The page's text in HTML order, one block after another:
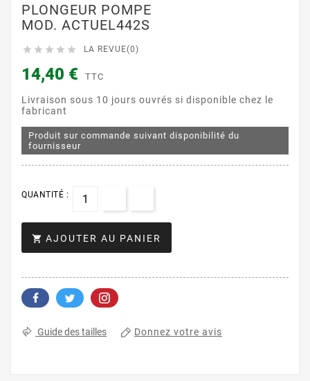
PLONGEUR POMPE
MOD. ACTUEL442S
     LA REVUE(0)
14,40 € TTC
Livraison sous 10 jours ouvrés si disponible chez le
fabricant
Produit sur commande suivant disponibilité du
fournisseur
QUANTITÉ :
 AJOUTER AU PANIER
Guide des tailles Donnez votre avis